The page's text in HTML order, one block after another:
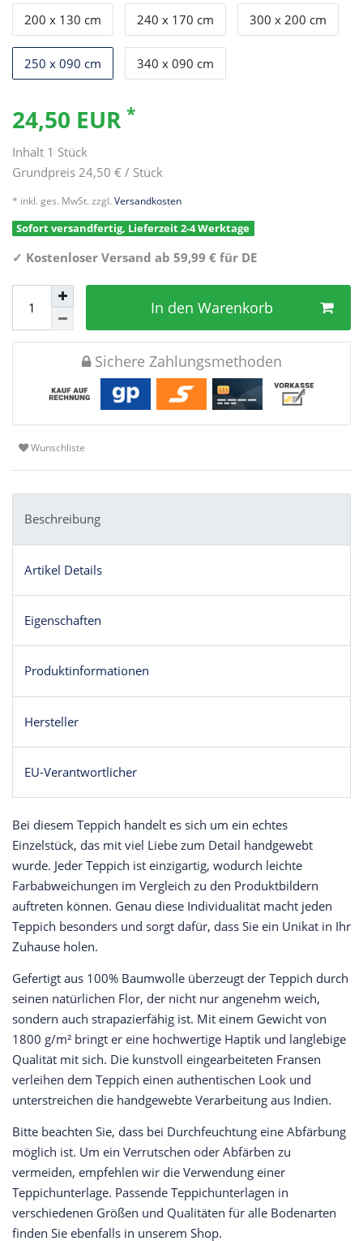
200 x 130 cm 240 x 170 cm 300 x 200 cm
250 x 090 cm 340 x 090 cm
24,50 EUR *
Inhalt 1 Stück
Grundpreis24,50 € / Stück
* inkl. ges. MwSt. zzgl. Versandkosten
Sofort versandfertig, Lieferzeit 2-4 Werktage
✓ Kostenloser Versand ab 59,99 € für DE
In den Warenkorb
Sichere Zahlungsmethoden
Wunschliste
Beschreibung
Artikel Details
Eigenschaften
Produktinformationen
Hersteller
EU-Verantwortlicher
Bei diesem Teppich handelt es sich um ein echtes
Einzelstück, das mit viel Liebe zum Detail handgewebt
wurde. Jeder Teppich ist einzigartig, wodurch leichte
Farbabweichungen im Vergleich zu den Produktbildern
auftreten können. Genau diese Individualität macht jeden
Teppich besonders und sorgt dafür, dass Sie ein Unikat in Ihr
Zuhause holen.
Gefertigt aus 100% Baumwolle überzeugt der Teppich durch
seinen natürlichen Flor, der nicht nur angenehm weich,
sondern auch strapazierfähig ist. Mit einem Gewicht von
1800 g/m² bringt er eine hochwertige Haptik und langlebige
Qualität mit sich. Die kunstvoll eingearbeiteten Fransen
verleihen dem Teppich einen authentischen Look und
unterstreichen die handgewebte Verarbeitung aus Indien.
Bitte beachten Sie, dass bei Durchfeuchtung eine Abfärbung
möglich ist. Um ein Verrutschen oder Abfärben zu
vermeiden, empfehlen wir die Verwendung einer
Teppichunterlage. Passende Teppichunterlagen in
verschiedenen Größen und Qualitäten für alle Bodenarten
finden Sie ebenfalls in unserem Shop.